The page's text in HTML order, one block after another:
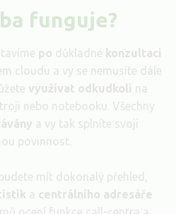
funguje?
po důkladné konzultaci
cloudu a vy se nemusíte dále
využívat odkudkoli na
nebo notebooku. Všechny
a vy tak splníte svoji
povinnost.
mít dokonalý přehled,
a centrálního adresáře